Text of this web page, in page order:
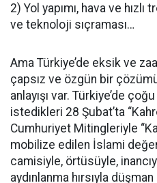
2) Yol yapımı, hava ve hızlı
ve teknoloji sıçraması…
Ama Türkiye’de eksik ve
çapsız ve özgün bir
anlayışı var. Türkiye’de
istedikleri 28 Şubat’ta
Cumhuriyet Mitingleriyle
mobilize edilen İslami
camisiyle, örtüsüyle,
aydınlanma hırsıyla